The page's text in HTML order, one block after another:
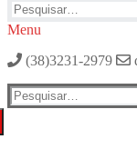
por:
Menu
(38)3231-2979
Pesquisar
por: